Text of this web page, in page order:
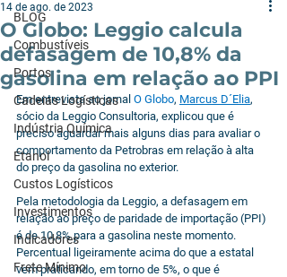
BLOG
Combustíveis
Portos
Cadeias Logísticas
Indústria Química
Etanol
Custos Logísticos
Investimentos
Indicadores
Frete Mínimo
O Globo: Leggio calcula
defasagem de 10,8% da
gasolina em relação ao PPI
14 de ago. de 2023
Em entrevista ao jornal O Globo, Marcus D´Elia,
sócio da Leggio Consultoria, explicou que é
preciso aguardar mais alguns dias para avaliar o
comportamento da Petrobras em relação à alta
do preço da gasolina no exterior.
Pela metodologia da Leggio, a defasagem em
relação ao preço de paridade de importação (PPI)
é de 10,8% para a gasolina neste momento.
Percentual ligeiramente acima do que a estatal
vem praticando, em torno de 5%, o que é